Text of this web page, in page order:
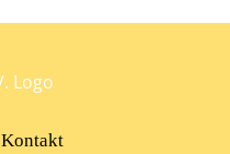
Kontakt